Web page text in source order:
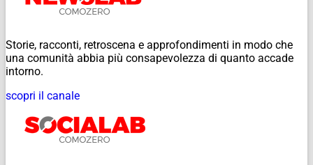
Storie, racconti, retroscena e approfondimenti in modo che
una comunità abbia più consapevolezza di quanto accade
intorno.
scopri il canale